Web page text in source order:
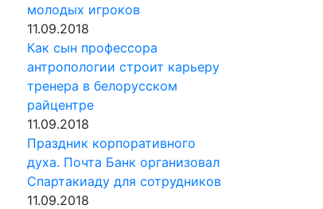
молодых игроков
11.09.2018
Как сын профессора
антропологии строит карьеру
тренера в белорусском
райцентре
11.09.2018
Праздник корпоративного
духа. Почта Банк организовал
Спартакиаду для сотрудников
11.09.2018